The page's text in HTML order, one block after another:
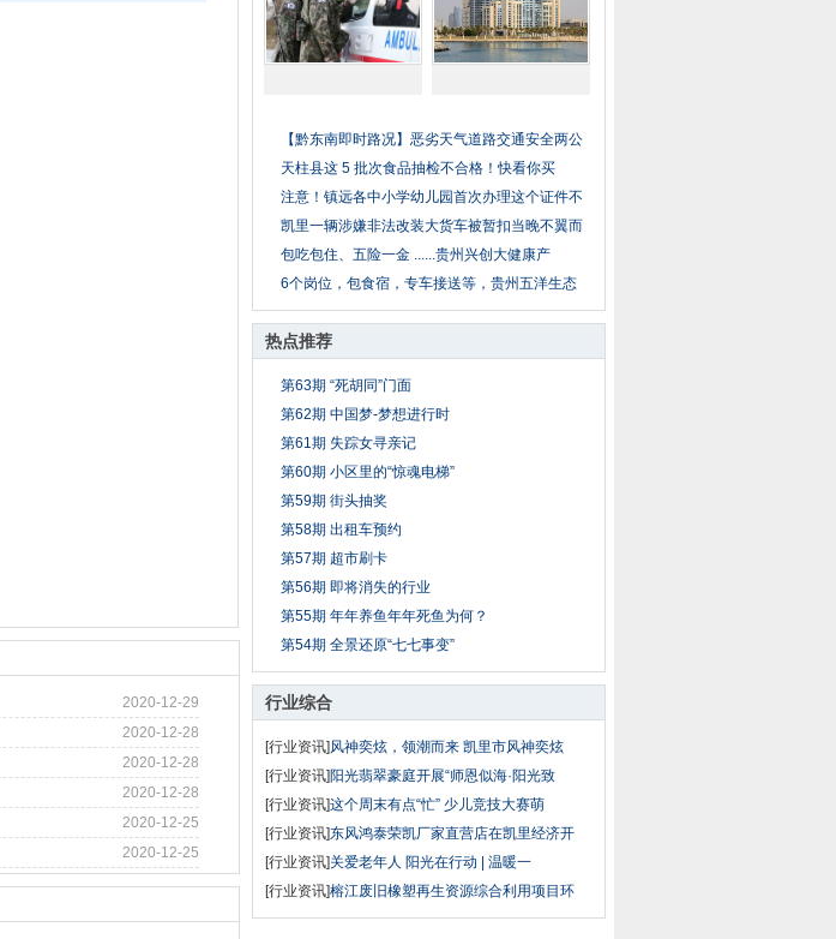
【黔东南即时路况】恶劣天气道路交通安全两公
天柱县这 5 批次食品抽检不合格！快看你买
注意！镇远各中小学幼儿园首次办理这个证件不
凯里一辆涉嫌非法改装大货车被暂扣当晚不翼而
包吃包住、五险一金 ......贵州兴创大健康产
6个岗位，包食宿，专车接送等，贵州五洋生态
热点推荐
第63期 “死胡同”门面
第62期 中国梦-梦想进行时
第61期 失踪女寻亲记
第60期 小区里的“惊魂电梯”
第59期 街头抽奖
第58期 出租车预约
第57期 超市刷卡
第56期 即将消失的行业
第55期 年年养鱼年年死鱼为何？
第54期 全景还原“七七事变”
行业综合
[行业资讯]风神奕炫，领潮而来 凯里市风神奕炫
[行业资讯]阳光翡翠豪庭开展“师恩似海·阳光致
[行业资讯]这个周末有点“忙” 少儿竞技大赛萌
[行业资讯]东风鸿泰荣凯厂家直营店在凯里经济开
[行业资讯]关爱老年人 阳光在行动 | 温暖一
[行业资讯]榕江废旧橡塑再生资源综合利用项目环
2020-12-29
2020-12-28
2020-12-28
2020-12-28
2020-12-25
2020-12-25